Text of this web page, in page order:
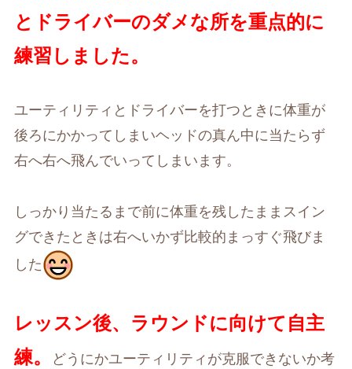
とドライバーのダメな所を重点的に
練習しました。
ユーティリティとドライバーを打つときに体重が
後ろにかかってしまいヘッドの真ん中に当たらず
右へ右へ飛んでいってしまいます。
しっかり当たるまで前に体重を残したままスイン
グできたときは右へいかず比較的まっすぐ飛びま
した
レッスン後、ラウンドに向けて自主
練。
どうにかユーティリティが克服できないか考